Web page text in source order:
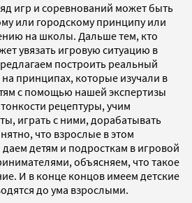
игр и соревнований может быть
или городскому принципу или
на школы. Дальше тем, кто
увязать игровую ситуацию в
построить реальный
принципах, которые изучали в
с помощью нашей экспертизы
рецептуры, учим
играть с ними, дорабатывать
что взрослые в этом
детям и подросткам в игровой
объясняем, что такое
И в конце концов имеем детские
до ума взрослыми.